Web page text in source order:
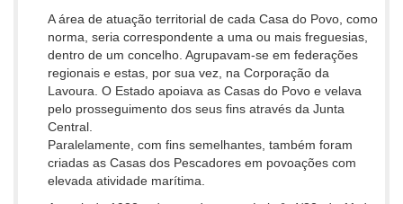
A área de atuação territorial de cada Casa do Povo, como
norma, seria correspondente a uma ou mais freguesias,
dentro de um concelho. Agrupavam-se em federações
regionais e estas, por sua vez, na Corporação da
Lavoura. O Estado apoiava as Casas do Povo e velava
pelo prosseguimento dos seus fins através da Junta
Central.
Paralelamente, com fins semelhantes, também foram
criadas as Casas dos Pescadores em povoações com
elevada atividade marítima.